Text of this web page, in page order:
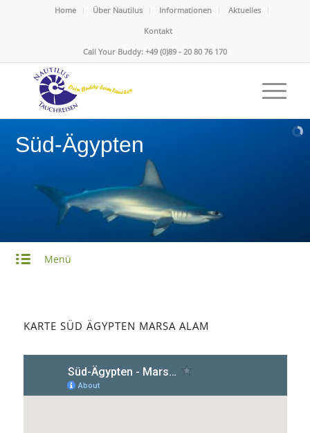
Home Über Nautilus Informationen
Aktuelles
Kontakt
Call Your Buddy: +49 (0)89 - 20 80 76 170
Süd-Ägypten
Menü
KARTE SÜD ÄGYPTEN MARSA ALAM